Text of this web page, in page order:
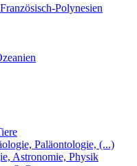
Polynesien
Paläontologie, (...)
Astronomie, Physik